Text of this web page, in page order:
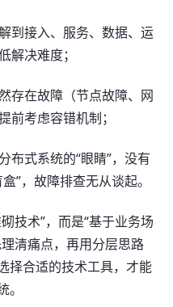
到接入、服务、数据、运
解决难度；
存在故障（节点故障、网
前考虑容错机制；
布式系统的“眼睛”，没有
”，故障排查无从谈起。
技术”，而是“基于业务场
清痛点，再用分层思路
择合适的技术工具，才能